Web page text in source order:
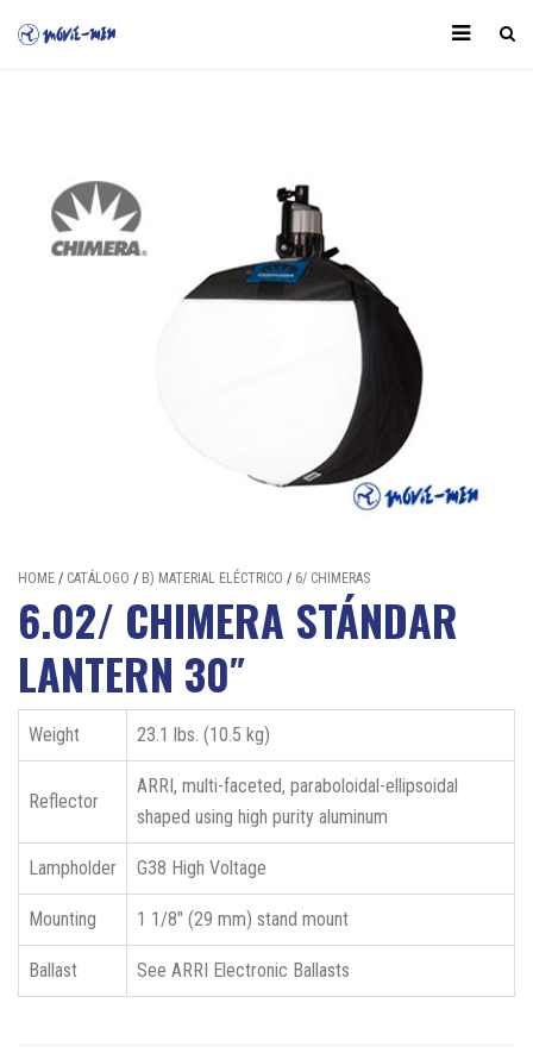
HOME / CATÁLOGO / B) MATERIAL ELÉCTRICO / 6/ CHIMERAS
6.02/ CHIMERA STÁNDAR
LANTERN 30″
Weight 23.1 lbs. (10.5 kg)
Reflector
ARRI, multi-faceted, paraboloidal-ellipsoidal
shaped using high purity aluminum
Lampholder G38 High Voltage
Mounting 1 1/8″ (29 mm) stand mount
Ballast See ARRI Electronic Ballasts